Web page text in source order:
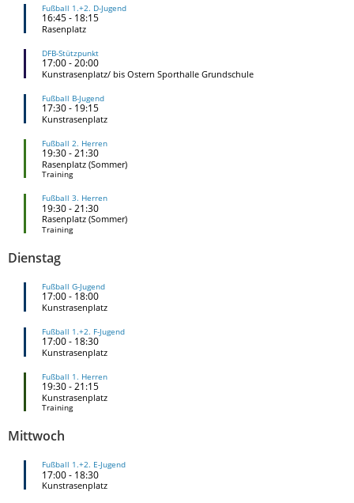
Fußball 1.+2. D-Jugend
16:45- 18:15
Rasenplatz
DFB-Stützpunkt
17:00-20:00
Kunstrasenplatz/ bis Ostern Sporthalle Grundschule
Fußball B-Jugend
17:30- 19:15
Kunstrasenplatz
Fußball 2. Herren
19:30-21:30
Rasenplatz (Sommer)
Training
Fußball 3. Herren
19:30-21:30
Rasenplatz (Sommer)
Training
Dienstag
Fußball G-Jugend
17:00- 18:00
Kunstrasenplatz
Fußball 1.+2. F-Jugend
17:00- 18:30
Kunstrasenplatz
Fußball 1. Herren
19:30-21:15
Kunstrasenplatz
Training
Mittwoch
Fußball 1.+2. E-Jugend
17:00- 18:30
Kunstrasenplatz